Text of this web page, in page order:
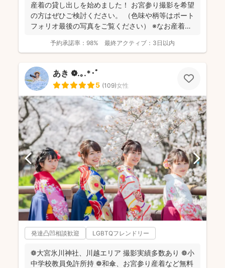
産着の貸し出しを始めました！ お宮参り撮影を希望
の方はぜひご検討ください。 （色味や柄等はポート
フォリオ最後の写真をご覧ください） ※なお産着は
予約承諾率： 98% 最終アクティブ： 3日以内
あき ❁.｡.*･ﾟ
5 (109)女性
発達凸凹相談歓迎 LGBTQフレンドリー
❁大宮氷川神社、川越エリア 撮影実績多数あり ❁小
中学校教員免許所持 ❁和傘、お宮参り産着など無料